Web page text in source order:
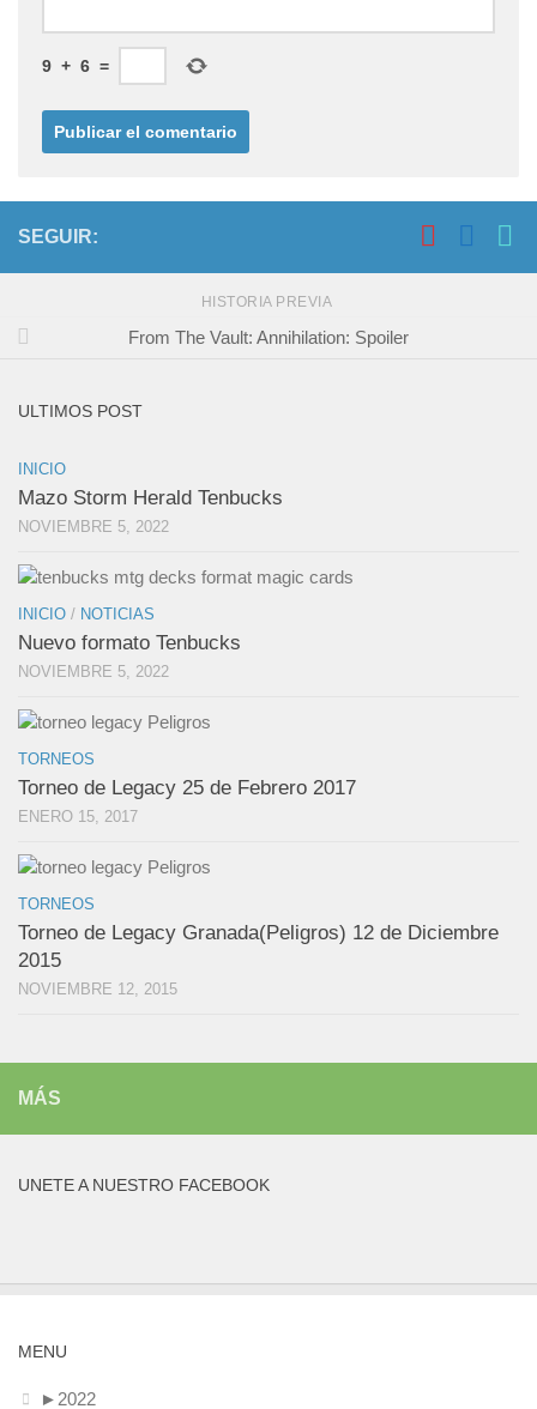
9 + 6 =
SEGUIR:
HISTORIA PREVIA
From The Vault: Annihilation: Spoiler
ULTIMOS POST
INICIO
Mazo Storm Herald Tenbucks
NOVIEMBRE 5, 2022
INICIO / NOTICIAS
Nuevo formato Tenbucks
NOVIEMBRE 5, 2022
TORNEOS
Torneo de Legacy 25 de Febrero 2017
ENERO 15, 2017
TORNEOS
Torneo de Legacy Granada(Peligros) 12 de Diciembre
2015
NOVIEMBRE 12, 2015
MÁS
UNETE A NUESTRO FACEBOOK
MENU
► 2022